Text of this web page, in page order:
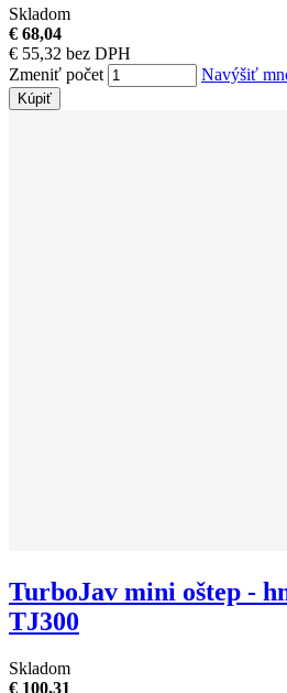
Skladom
€ 68,04
€ 55,32 bez DPH
Zmeniť počet
Navýšiť
Kúpiť
TurboJav mini oštep -
TJ300
Skladom
€ 100,31